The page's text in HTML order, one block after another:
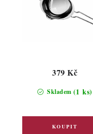
Skladem (1 ks)
379 Kč